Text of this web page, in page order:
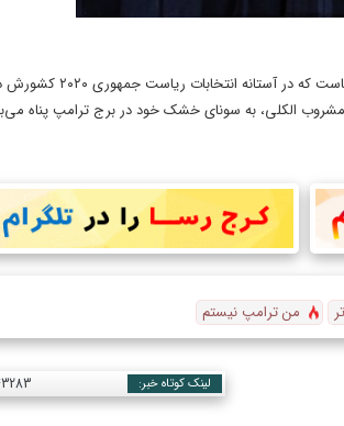
داستان فیلم‌تئاتر من ترامپ نیستم!
الکلی، به سونای خشک خود در برج ترامپ پناه
من ترامپ نیستم
لینک کوتاه خبر: